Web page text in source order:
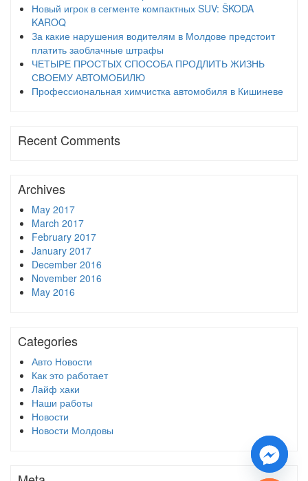
Новый игрок в сегменте компактных SUV: ŠKODA
KAROQ
За какие нарушения водителям в Молдове предстоит
платить заоблачные штрафы
ЧЕТЫРЕ ПРОСТЫХ СПОСОБА ПРОДЛИТЬ ЖИЗНЬ
СВОЕМУ АВТОМОБИЛЮ
Профессиональная химчистка автомобиля в Кишиневе
Recent Comments
Archives
May 2017
March 2017
February 2017
January 2017
December 2016
November 2016
May 2016
Categories
Авто Новости
Как это работает
Лайф хаки
Наши работы
Новости
Новости Молдовы